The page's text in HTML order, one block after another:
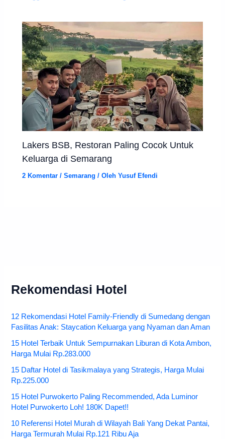
Lakers BSB, Restoran Paling Cocok Untuk
Keluarga di Semarang
2 Komentar /Semarang / OlehYusuf Efendi
Rekomendasi Hotel
12 Rekomendasi Hotel Family-Friendly di Sumedang dengan
Fasilitas Anak: Staycation Keluarga yang Nyaman dan Aman
15 Hotel Terbaik Untuk Sempurnakan Liburan di Kota Ambon,
Harga Mulai Rp.283.000
15 Daftar Hotel di Tasikmalaya yang Strategis, Harga Mulai
Rp.225.000
15 Hotel Purwokerto Paling Recommended, Ada Luminor
Hotel Purwokerto Loh! 180K Dapet!!
10 Referensi Hotel Murah di Wilayah Bali Yang Dekat Pantai,
Harga Termurah Mulai Rp.121 Ribu Aja